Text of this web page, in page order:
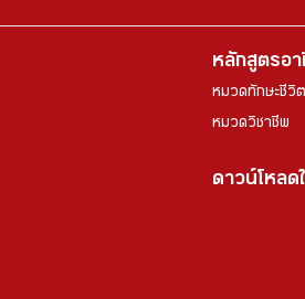
หลักสูตรอ
หมวดทักษะชีวิต
หมวดวิชาชีพ
ดาวน์โหลด